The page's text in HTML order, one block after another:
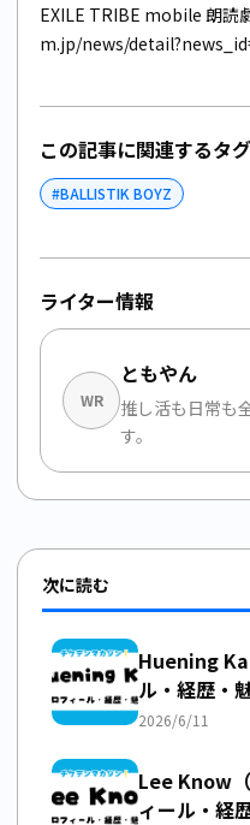
EXILE TRIBE mobile 朗読
m.jp/news/
この記事に関連するタグ
#BALLISTIK BOYZ
ライター情報
WR
ともやん
推し活も日常も
す。
次に読む
Huening
ル・経歴・
2026/6/11
Lee Know
ィール・経